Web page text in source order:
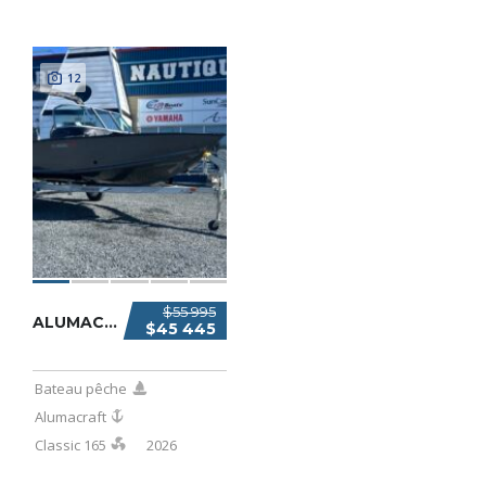
12
$55 995
$45 445
ALUMACRAFT CLASSIC 165 2026
Bateau pêche
Alumacraft
Classic 165
2026